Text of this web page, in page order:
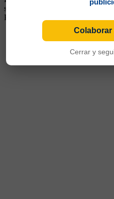
siguiente a Boca, para seguir en
Porteño, Racing, Tigre, y Mandiyú
Colaborar
Cerrar y